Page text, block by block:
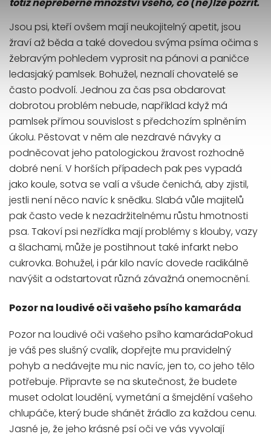
Jsou psi, kteří ovšem mají neukojitelný apetit, jsou
žraví až běda a také dovedou svýma psíma očima s
žebravým pohledem vyprosit na pánovi a paničce
ledasjaký pamlsek. Bohužel, neznalí chovatelé se
často podvolí. Jednou za čas psa obdarovat
dobrotou problém nebude, například když má
pamlsek přímou souvislost s předchozím splněním
úkolu. Pěstovat v něm ale nezdravé návyky a
podněcovat jeho patologickou žravost rozhodně
dobré není. V horších případech pak pes vypadá
jako koule, sotva se valí a všude čenichá, aby zjistil,
jestli není něco navíc k snědku. Slabá vůle majitelů
pak často vede k nezadržitelnému růstu hmotnosti
psa. Takoví psi nezřídka mají problémy s klouby, vazy
a šlachami, může je postihnout také infarkt nebo
cukrovka. Bohužel, i pár kilo navíc dovede radikálně
navýšit a odstartovat různá závažná onemocnění.
Pozor na loudivé oči vašeho psího kamaráda
Pozor na loudivé oči vašeho psího kamarádaPokud
je váš pes slušný cvalík, dopřejte mu pravidelný
pohyb a nedávejte mu nic navíc, jen to, co jeho tělo
potřebuje. Připravte se na skutečnost, že budete
muset odolat loudění, vymetání a šmejdění vašeho
chlupáče, který bude shánět žrádlo za každou cenu.
Jasné je, že jeho krásné psí oči ve vás vyvolají